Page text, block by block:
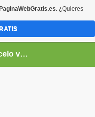
!Ecuador Conocelo vivelo!
PaginaWebGratis.es. ¿Quieres